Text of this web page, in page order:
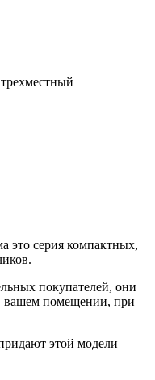
это серия компактных,
покупателей, они
вашем помещении, при
этой модели